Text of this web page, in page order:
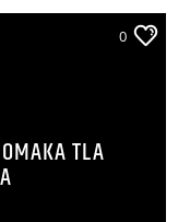
0
TLA